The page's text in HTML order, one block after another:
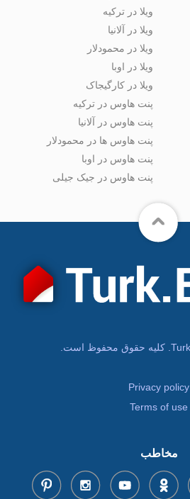
ویلا در ترکیه
ویلا در آلانیا
ویلا در محمودلار
ویلا در اوبا
ویلا در کارگیجاک
پنت هاوس در ترکیه
پنت هاوس در آلانیا
پنت هاوس ها در محمودلار
پنت هاوس در اوبا
پنت هاوس در جیک جیلی
Privacy policy
Terms of use
مخاطب